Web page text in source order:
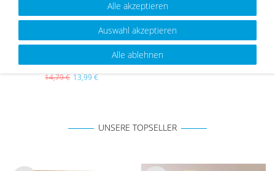
Passepartouts Creme-Weiß für 9er
Rahmen-Set No.3
14,79 € 13,99 €
UNSERE TOPSELLER
Alle akzeptieren
Auswahl akzeptieren
Alle ablehnen